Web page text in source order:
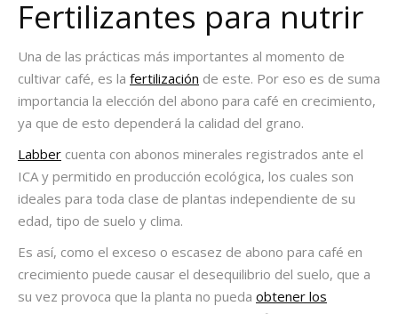
Fertilizantes para nutrir
Una de las prácticas más importantes al momento de
cultivar café, es la fertilización de este. Por eso es de suma
importancia la elección del abono para café en crecimiento,
ya que de esto dependerá la calidad del grano.
Labber cuenta con abonos minerales registrados ante el
ICA y permitido en producción ecológica, los cuales son
ideales para toda clase de plantas independiente de su
edad, tipo de suelo y clima.
Es así, como el exceso o escasez de abono para café en
crecimiento puede causar el desequilibrio del suelo, que a
su vez provoca que la planta no pueda obtener los